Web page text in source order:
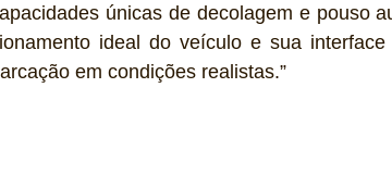
únicas de decolagem e pouso
ideal do veículo e sua
em condições realistas.”